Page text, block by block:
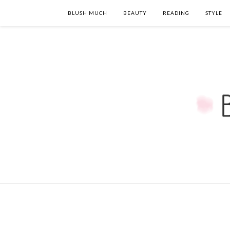
BLUSH MUCH BEAUTY READING STYLE